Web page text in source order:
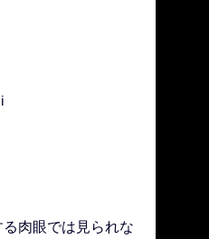
肉眼では見られな